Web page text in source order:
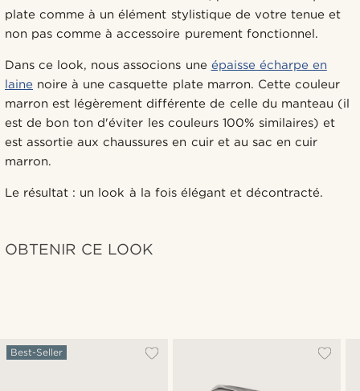
plate comme à un élément stylistique de votre tenue et
non pas comme à accessoire purement fonctionnel.
Dans ce look, nous associons une épaisse écharpe en
laine noire à une casquette plate marron. Cette couleur
marron est légèrement différente de celle du manteau (il
est de bon ton d'éviter les couleurs 100% similaires) et
est assortie aux chaussures en cuir et au sac en cuir
marron.
Le résultat : un look à la fois élégant et décontracté.
OBTENIR CE LOOK
Best-Seller